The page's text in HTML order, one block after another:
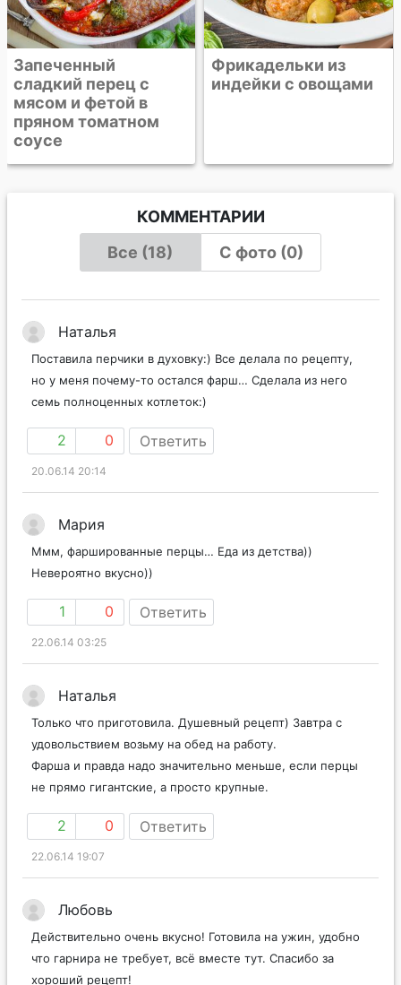
Фрикадельки из
индейки с овощами
КОММЕНТАРИИ
Все (18)
С фото (0)
Наталья
Поставила перчики в духовку:) Все делала по рецепту,
но у меня почему-то остался фарш… Сделала из него
семь полноценных котлеток:)
2 0 Ответить
20.06.14 20:14
Мария
Ммм, фаршированные перцы… Еда из детства))
Невероятно вкусно))
1 0 Ответить
22.06.14 03:25
Наталья
Только что приготовила. Душевный рецепт) Завтра с
удовольствием возьму на обед на работу.
Фарша и правда надо значительно меньше, если перцы
не прямо гигантские, а просто крупные.
2 0 Ответить
22.06.14 19:07
Любовь
Действительно очень вкусно! Готовила на ужин, удобно
что гарнира не требует, всё вместе тут. Спасибо за
хороший рецепт!